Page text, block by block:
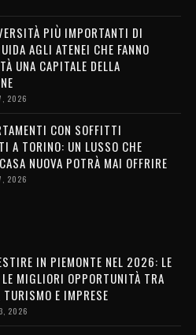
PIÙ IMPORTANTI DI
AGLI ATENEI CHE FANNO
UNA CAPITALE DELLA
2026
CON SOFFITTI
A TORINO: UN LUSSO CHE
NUOVA POTRÀ MAI OFFRIRE
2026
IN PIEMONTE NEL 2026: LE
LE MIGLIORI OPPORTUNITÀ TRA
E IMPRESE
2026